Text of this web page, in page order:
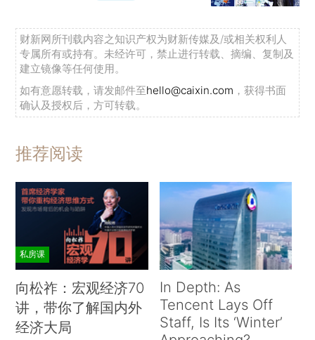
财新网所刊载内容之知识产权为财新传媒及/或相关权利人
专属所有或持有。未经许可，禁止进行转载、摘编、复制及
建立镜像等任何使用。
如有意愿转载，请发邮件至hello@caixin.com ，获得书面
确认及授权后，方可转载。
推荐阅读
私房课
向松祚：宏观经济70
讲，带你了解国内外
经济大局
In Depth: As
Tencent Lays Off
Staff, Is Its ‘Winter’